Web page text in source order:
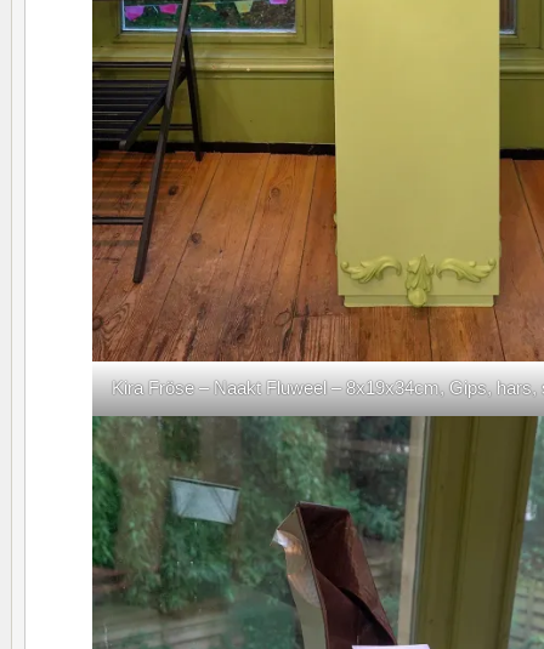
Kira Fröse – Naakt Fluweel – 8x19x34cm, Gips,